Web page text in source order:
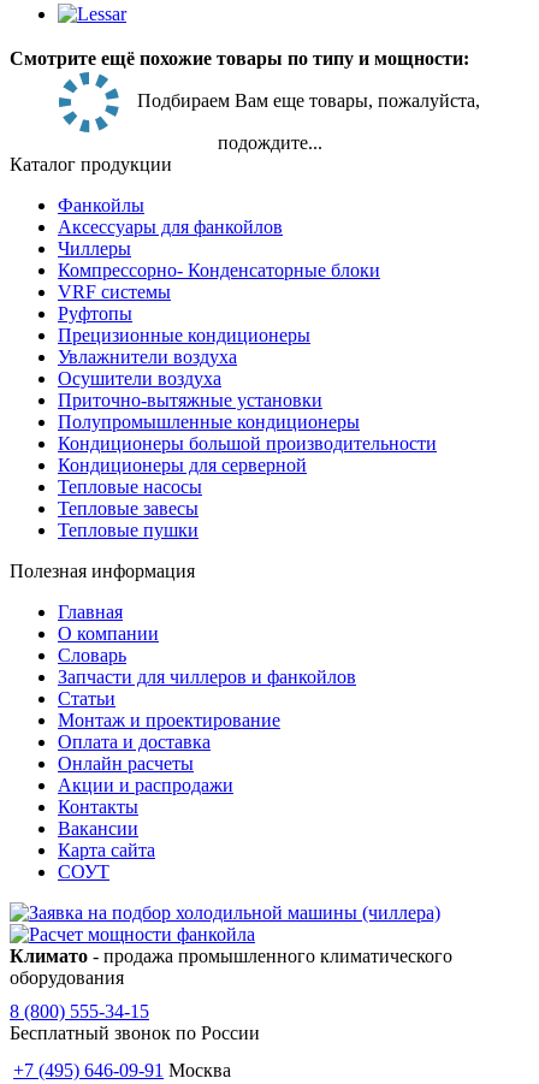
Смотрите ещё похожие товары по типу и мощности:
Подбираем Вам еще товары, пожалуйста,
подождите...
Каталог продукции
Фанкойлы
Аксессуары для фанкойлов
Чиллеры
Компрессорно- Конденсаторные блоки
VRF системы
Руфтопы
Прецизионные кондиционеры
Увлажнители воздуха
Осушители воздуха
Приточно-вытяжные установки
Полупромышленные кондиционеры
Кондиционеры большой производительности
Кондиционеры для серверной
Тепловые насосы
Тепловые завесы
Тепловые пушки
Полезная информация
Главная
О компании
Словарь
Запчасти для чиллеров и фанкойлов
Статьи
Монтаж и проектирование
Оплата и доставка
Онлайн расчеты
Акции и распродажи
Контакты
Вакансии
Карта сайта
СОУТ
Климато - продажа промышленного климатического
оборудования
8 (800) 555-34-15
Бесплатный звонок по России
+7 (495) 646-09-91 Москва